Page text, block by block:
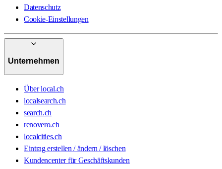
Datenschutz
Cookie-Einstellungen
Unternehmen
Über local.ch
localsearch.ch
search.ch
renovero.ch
localcities.ch
Eintrag erstellen / ändern / löschen
Kundencenter für Geschäftskunden